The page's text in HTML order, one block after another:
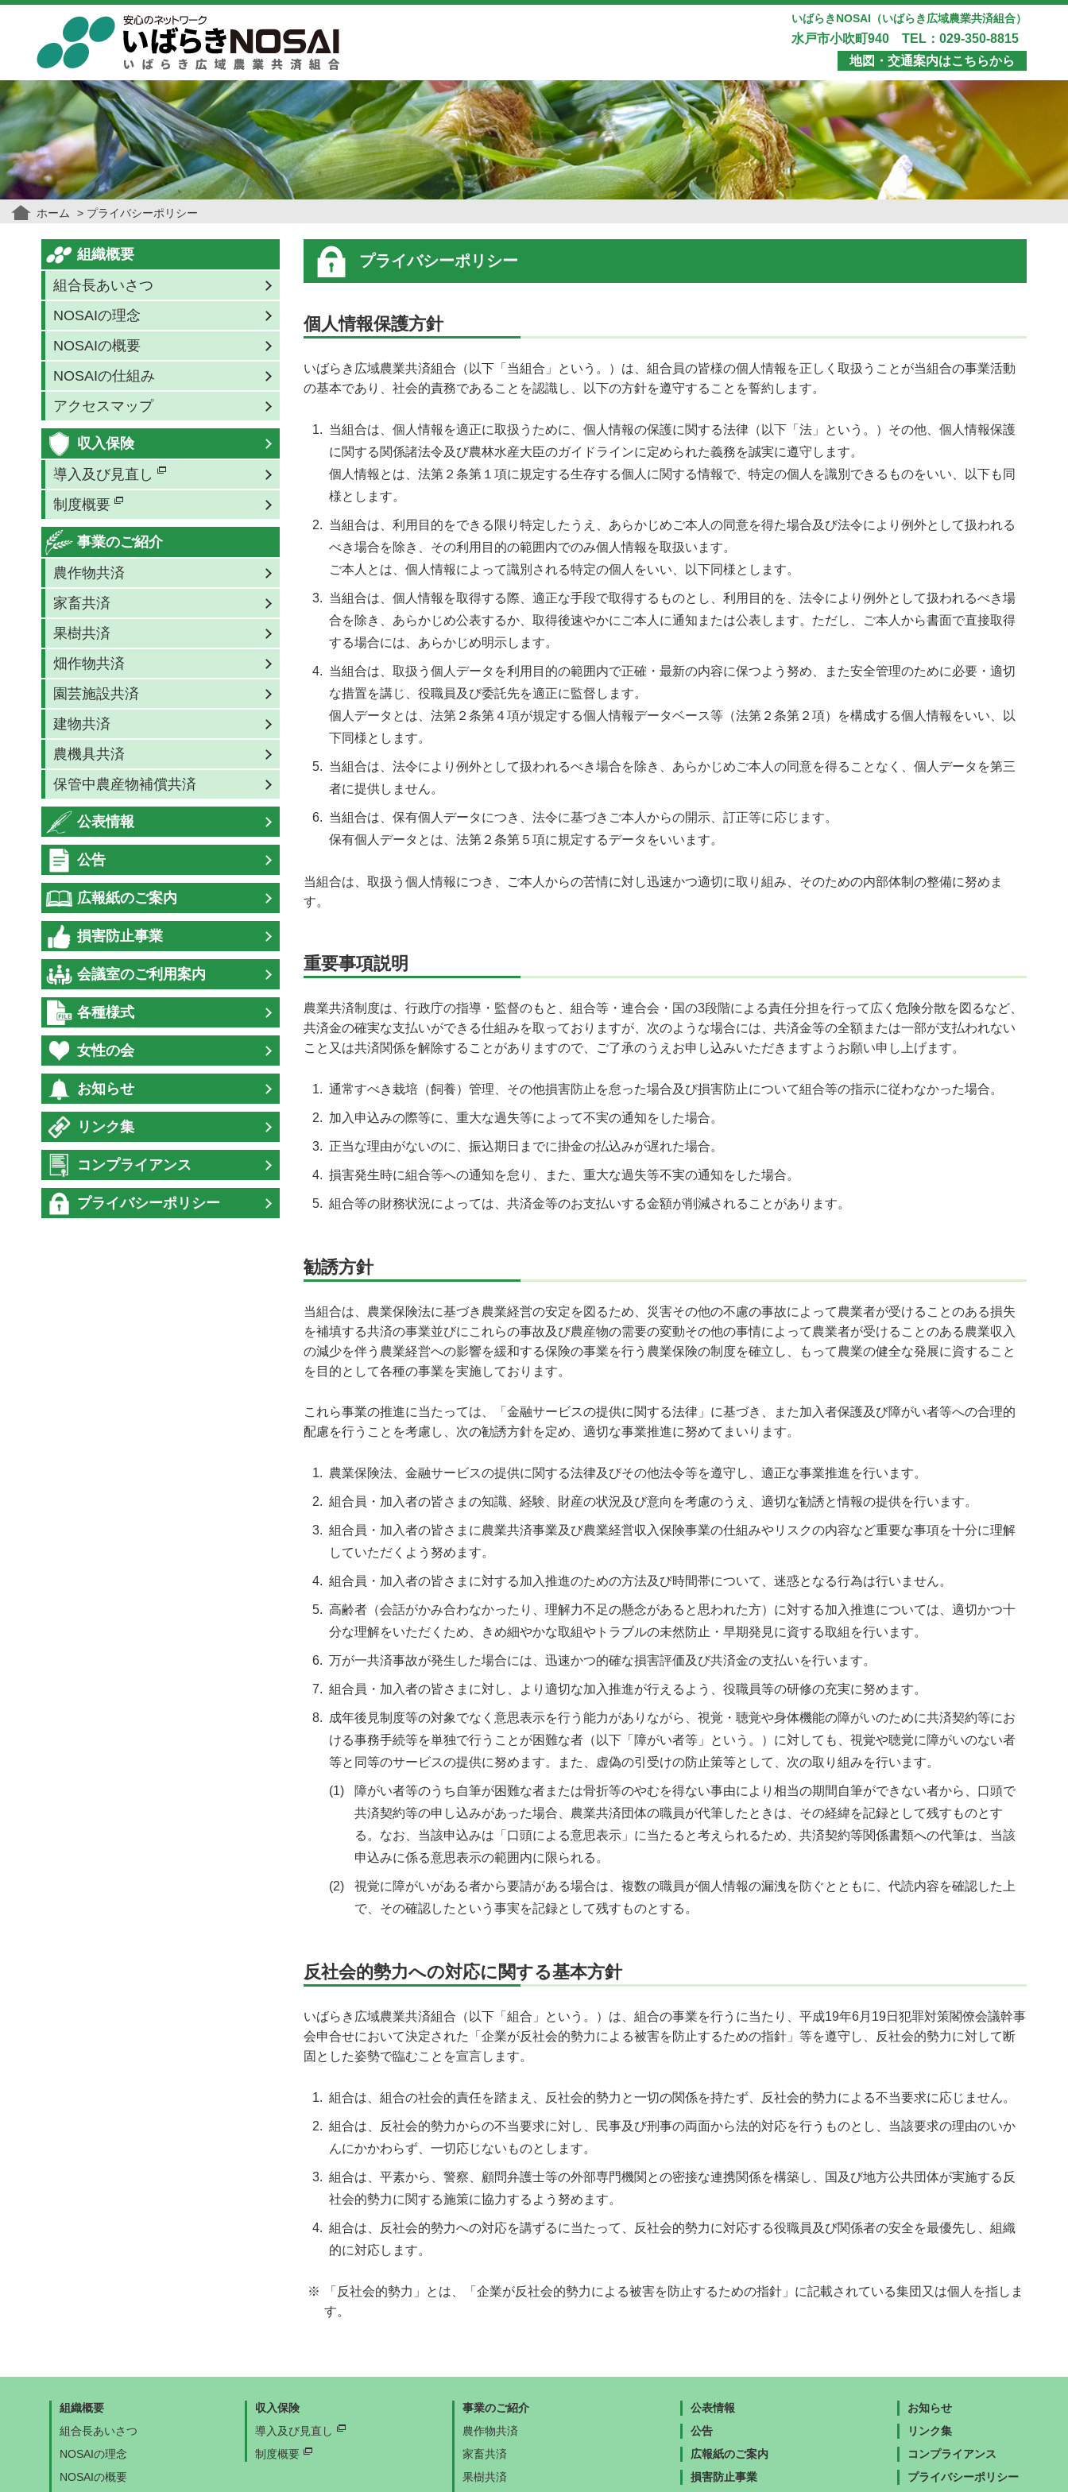
いばらきNOSAI（いばらき広域農業共済組合）
水戸市小吹町940 TEL：029-350-8815
地図・交通案内はこちらから
ホーム プライバシーポリシー
組織概要
組合長あいさつ
NOSAIの理念
NOSAIの概要
NOSAIの仕組み
アクセスマップ
収入保険
導入及び見直し
制度概要
事業のご紹介
農作物共済
家畜共済
果樹共済
畑作物共済
園芸施設共済
建物共済
農機具共済
保管中農産物補償共済
公表情報
公告
広報紙のご案内
損害防止事業
会議室のご利用案内
各種様式
女性の会
お知らせ
リンク集
コンプライアンス
プライバシーポリシー
プライバシーポリシー
個人情報保護方針
いばらき広域農業共済組合（以下「当組合」という。）は、組合員の皆様の個人情報を正しく取扱うことが当組合の事業活動
の基本であり、社会的責務であることを認識し、以下の方針を遵守することを誓約します。
当組合は、個人情報を適正に取扱うために、個人情報の保護に関する法律（以下「法」という。）その他、個人情報保護
に関する関係諸法令及び農林水産大臣のガイドラインに定められた義務を誠実に遵守します。
個人情報とは、法第２条第１項に規定する生存する個人に関する情報で、特定の個人を識別できるものをいい、以下も同
様とします。
当組合は、利用目的をできる限り特定したうえ、あらかじめご本人の同意を得た場合及び法令により例外として扱われる
べき場合を除き、その利用目的の範囲内でのみ個人情報を取扱います。
ご本人とは、個人情報によって識別される特定の個人をいい、以下同様とします。
当組合は、個人情報を取得する際、適正な手段で取得するものとし、利用目的を、法令により例外として扱われるべき場
合を除き、あらかじめ公表するか、取得後速やかにご本人に通知または公表します。ただし、ご本人から書面で直接取得
する場合には、あらかじめ明示します。
当組合は、取扱う個人データを利用目的の範囲内で正確・最新の内容に保つよう努め、また安全管理のために必要・適切
な措置を講じ、役職員及び委託先を適正に監督します。
個人データとは、法第２条第４項が規定する個人情報データベース等（法第２条第２項）を構成する個人情報をいい、以
下同様とします。
当組合は、法令により例外として扱われるべき場合を除き、あらかじめご本人の同意を得ることなく、個人データを第三
者に提供しません。
当組合は、保有個人データにつき、法令に基づきご本人からの開示、訂正等に応じます。
保有個人データとは、法第２条第５項に規定するデータをいいます。
当組合は、取扱う個人情報につき、ご本人からの苦情に対し迅速かつ適切に取り組み、そのための内部体制の整備に努めま
す。
重要事項説明
農業共済制度は、行政庁の指導・監督のもと、組合等・連合会・国の3段階による責任分担を行って広く危険分散を図るなど、
共済金の確実な支払いができる仕組みを取っておりますが、次のような場合には、共済金等の全額または一部が支払われない
こと又は共済関係を解除することがありますので、ご了承のうえお申し込みいただきますようお願い申し上げます。
通常すべき栽培（飼養）管理、その他損害防止を怠った場合及び損害防止について組合等の指示に従わなかった場合。
加入申込みの際等に、重大な過失等によって不実の通知をした場合。
正当な理由がないのに、振込期日までに掛金の払込みが遅れた場合。
損害発生時に組合等への通知を怠り、また、重大な過失等不実の通知をした場合。
組合等の財務状況によっては、共済金等のお支払いする金額が削減されることがあります。
勧誘方針
当組合は、農業保険法に基づき農業経営の安定を図るため、災害その他の不慮の事故によって農業者が受けることのある損失
を補填する共済の事業並びにこれらの事故及び農産物の需要の変動その他の事情によって農業者が受けることのある農業収入
の減少を伴う農業経営への影響を緩和する保険の事業を行う農業保険の制度を確立し、もって農業の健全な発展に資すること
を目的として各種の事業を実施しております。
これら事業の推進に当たっては、「金融サービスの提供に関する法律」に基づき、また加入者保護及び障がい者等への合理的
配慮を行うことを考慮し、次の勧誘方針を定め、適切な事業推進に努めてまいります。
農業保険法、金融サービスの提供に関する法律及びその他法令等を遵守し、適正な事業推進を行います。
組合員・加入者の皆さまの知識、経験、財産の状況及び意向を考慮のうえ、適切な勧誘と情報の提供を行います。
組合員・加入者の皆さまに農業共済事業及び農業経営収入保険事業の仕組みやリスクの内容など重要な事項を十分に理解
していただくよう努めます。
組合員・加入者の皆さまに対する加入推進のための方法及び時間帯について、迷惑となる行為は行いません。
高齢者（会話がかみ合わなかったり、理解力不足の懸念があると思われた方）に対する加入推進については、適切かつ十
分な理解をいただくため、きめ細やかな取組やトラブルの未然防止・早期発見に資する取組を行います。
万が一共済事故が発生した場合には、迅速かつ的確な損害評価及び共済金の支払いを行います。
組合員・加入者の皆さまに対し、より適切な加入推進が行えるよう、役職員等の研修の充実に努めます。
成年後見制度等の対象でなく意思表示を行う能力がありながら、視覚・聴覚や身体機能の障がいのために共済契約等にお
ける事務手続等を単独で行うことが困難な者（以下「障がい者等」という。）に対しても、視覚や聴覚に障がいのない者
等と同等のサービスの提供に努めます。また、虚偽の引受けの防止策等として、次の取り組みを行います。
障がい者等のうち自筆が困難な者または骨折等のやむを得ない事由により相当の期間自筆ができない者から、口頭で
共済契約等の申し込みがあった場合、農業共済団体の職員が代筆したときは、その経緯を記録として残すものとす
る。なお、当該申込みは「口頭による意思表示」に当たると考えられるため、共済契約等関係書類への代筆は、当該
申込みに係る意思表示の範囲内に限られる。
視覚に障がいがある者から要請がある場合は、複数の職員が個人情報の漏洩を防ぐとともに、代読内容を確認した上
で、その確認したという事実を記録として残すものとする。
反社会的勢力への対応に関する基本方針
いばらき広域農業共済組合（以下「組合」という。）は、組合の事業を行うに当たり、平成19年6月19日犯罪対策閣僚会議幹事
会申合せにおいて決定された「企業が反社会的勢力による被害を防止するための指針」等を遵守し、反社会的勢力に対して断
固とした姿勢で臨むことを宣言します。
組合は、組合の社会的責任を踏まえ、反社会的勢力と一切の関係を持たず、反社会的勢力による不当要求に応じません。
組合は、反社会的勢力からの不当要求に対し、民事及び刑事の両面から法的対応を行うものとし、当該要求の理由のいか
んにかかわらず、一切応じないものとします。
組合は、平素から、警察、顧問弁護士等の外部専門機関との密接な連携関係を構築し、国及び地方公共団体が実施する反
社会的勢力に関する施策に協力するよう努めます。
組合は、反社会的勢力への対応を講ずるに当たって、反社会的勢力に対応する役職員及び関係者の安全を最優先し、組織
的に対応します。
※
「反社会的勢力」とは、「企業が反社会的勢力による被害を防止するための指針」に記載されている集団又は個人を指しま
す。
組織概要
組合長あいさつ
NOSAIの理念
NOSAIの概要
収入保険
導入及び見直し
制度概要
事業のご紹介
農作物共済
家畜共済
果樹共済
公表情報
公告
広報紙のご案内
損害防止事業
お知らせ
リンク集
コンプライアンス
プライバシーポリシー